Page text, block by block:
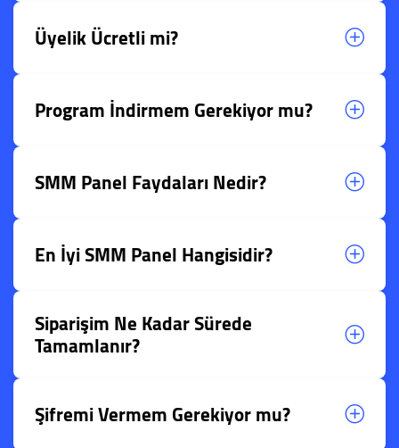
Üyelik Ücretli mi?
Program İndirmem Gerekiyor mu?
SMM Panel Faydaları Nedir?
En İyi SMM Panel Hangisidir?
Siparişim Ne Kadar Sürede
Tamamlanır?
Şifremi Vermem Gerekiyor mu?